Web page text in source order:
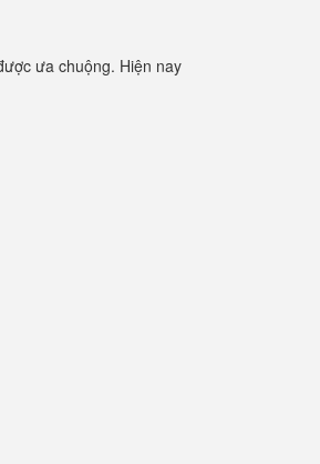
ưa chuộng. Hiện nay